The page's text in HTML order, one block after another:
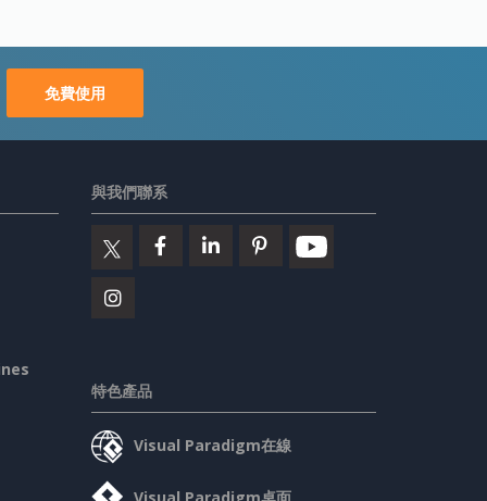
免費使用
與我們聯系
特色產品
Visual Paradigm在線